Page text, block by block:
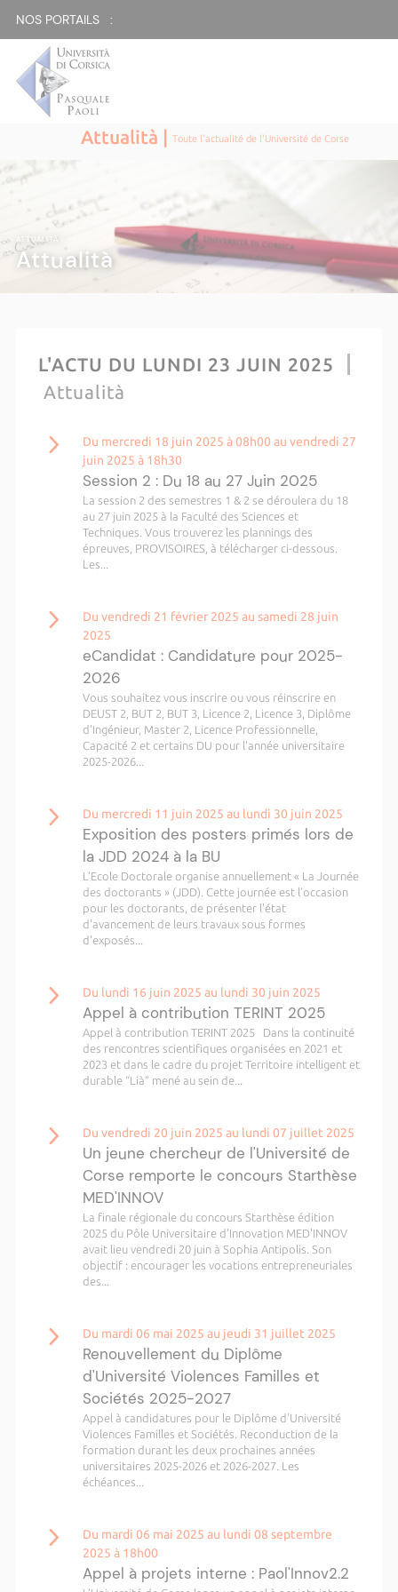
NOS PORTAILS :
Attualità |Toute l'actualité de l'Université de Corse
ATTUALITÀ |
Attualità
L'ACTU DU LUNDI 23 JUIN 2025
Attualità
Du mercredi 18 juin 2025 à 08h00 au vendredi 27
juin 2025 à 18h30
Session 2 : Du 18 au 27 Juin 2025
La session 2 des semestres 1 & 2 se déroulera du 18
au 27 juin 2025 à la Faculté des Sciences et
Techniques. Vous trouverez les plannings des
épreuves, PROVISOIRES, à télécharger ci-dessous.
Les...
Du vendredi 21 février 2025 au samedi 28 juin
2025
eCandidat : Candidature pour 2025-
2026
Vous souhaitez vous inscrire ou vous réinscrire en
DEUST 2, BUT 2, BUT 3, Licence 2, Licence 3, Diplôme
d’Ingénieur, Master 2, Licence Professionnelle,
Capacité 2 et certains DU pour l'année universitaire
2025-2026...
Du mercredi 11 juin 2025 au lundi 30 juin 2025
Exposition des posters primés lors de
la JDD 2024 à la BU
L’Ecole Doctorale organise annuellement « La Journée
des doctorants » (JDD). Cette journée est l’occasion
pour les doctorants, de présenter l'état
d'avancement de leurs travaux sous formes
d'exposés...
Du lundi 16 juin 2025 au lundi 30 juin 2025
Appel à contribution TERINT 2025
Appel à contribution TERINT 2025 Dans la continuité
des rencontres scientifiques organisées en 2021 et
2023 et dans le cadre du projet Territoire intelligent et
durable “Lià” mené au sein de...
Du vendredi 20 juin 2025 au lundi 07 juillet 2025
Un jeune chercheur de l'Université de
Corse remporte le concours Starthèse
MED'INNOV
La finale régionale du concours Starthèse édition
2025 du Pôle Universitaire d'Innovation MED'INNOV
avait lieu vendredi 20 juin à Sophia Antipolis. Son
objectif : encourager les vocations entrepreneuriales
des...
Du mardi 06 mai 2025 au jeudi 31 juillet 2025
Renouvellement du Diplôme
d'Université Violences Familles et
Sociétés 2025-2027
Appel à candidatures pour le Diplôme d'Université
Violences Familles et Sociétés. Reconduction de la
formation durant les deux prochaines années
universitaires 2025-2026 et 2026-2027. Les
échéances...
Du mardi 06 mai 2025 au lundi 08 septembre
2025 à 18h00
Appel à projets interne : Paol'Innov2.2